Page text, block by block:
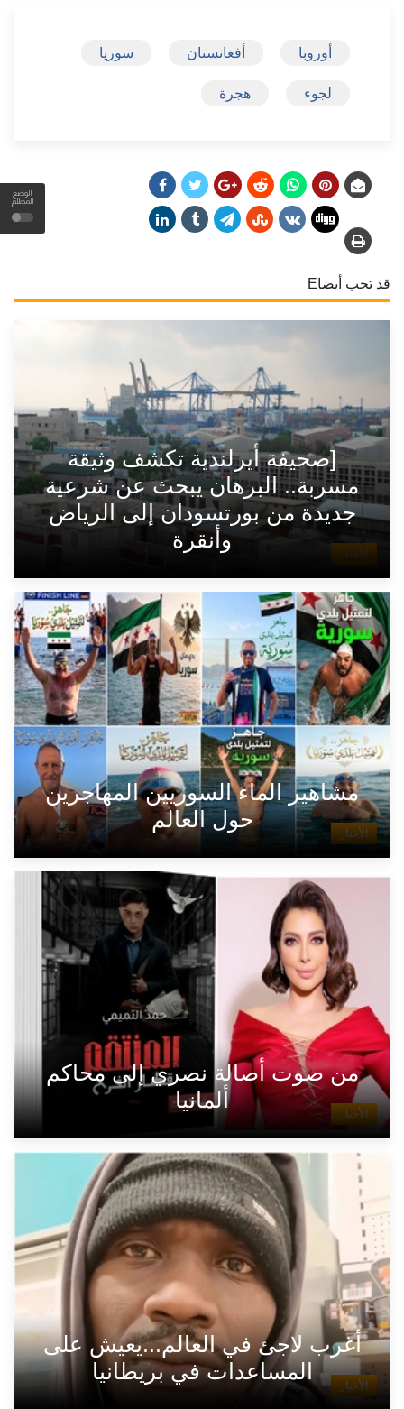
الوضع
المظلم
أوروبا أفغانستان سوريا
لجوء هجرة
قد تحب أيضاE
الأخبار
[صحيفة أيرلندية تكشف وثيقة
مسربة.. البرهان يبحث عن شرعية
جديدة من بورتسودان إلى الرياض
وأنقرة
الأخبار
مشاهير الماء السوريين المهاجرين
حول العالم
الأخبار
من صوت أصالة نصري إلى محاكم
ألمانيا
الأخبار
أغرب لاجئ في العالم...يعيش على
المساعدات في بريطانيا